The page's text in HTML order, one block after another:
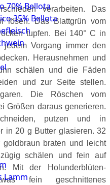
70% Bellota
35% Bellota
Lamm
verarbeiten. Das
lösen. Das Blattgrün vom
tupfen. Bei 140° C in
jedem Vorgang immer den
Herausnehmen und
schälen und die Fäden
und zur Seite stellen.
Die Röschen vom
Größen daraus generieren.
putzen und in
in 20 g Butter glasieren. 32
braten und leicht
schälen und fein auf
Mit der Holunderblüten-
fein geschnittenes